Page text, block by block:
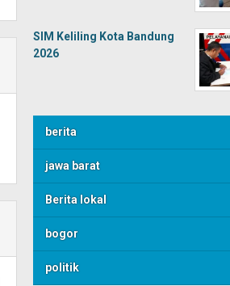
SIM Keliling Kota Bandung
2026
berita
jawa barat
Berita lokal
bogor
politik